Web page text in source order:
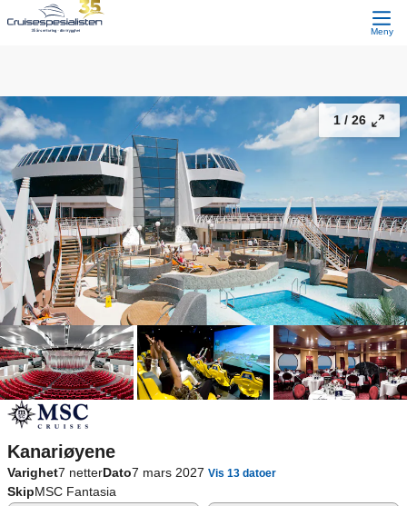
Meny
Kanariøyene Fortsett
1 / 26
Kanariøyene
Varighet7 netterDato7 mars 2027 Vis 13 datoer
SkipMSC Fantasia